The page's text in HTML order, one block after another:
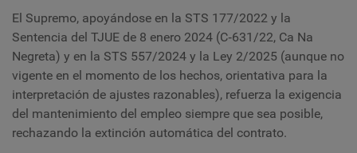
El Supremo, apoyándose en la STS 177/2022 y la
Sentencia del TJUE de 8 enero 2024 (C‑631/22, Ca Na
Negreta) y en la STS 557/2024 y la Ley 2/2025 (aunque no
vigente en el momento de los hechos, orientativa para la
interpretación de ajustes razonables), refuerza la exigencia
del mantenimiento del empleo siempre que sea posible,
rechazando la extinción automática del contrato.